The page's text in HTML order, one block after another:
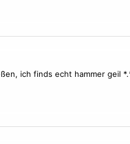
ich finds echt hammer geil